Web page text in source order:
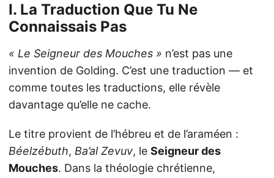
I. La Traduction Que Tu Ne
Connaissais Pas
« Le Seigneur des Mouches » n’est pas une
invention de Golding. C’est une traduction — et
comme toutes les traductions, elle révèle
davantage qu’elle ne cache.
Le titre provient de l’hébreu et de l’araméen :
Béelzébuth, Ba’al Zevuv, le Seigneur des
Mouches. Dans la théologie chrétienne,